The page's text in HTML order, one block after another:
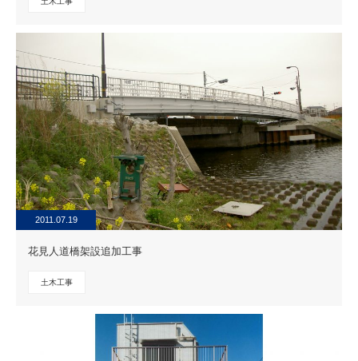
2011.07.19
花見人道橋架設追加工事
土木工事